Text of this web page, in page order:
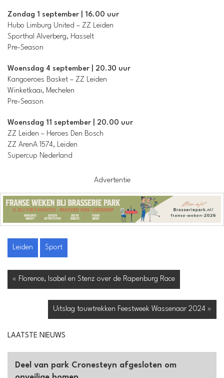
Zondag 1 september | 16.00 uur
Hubo Limburg United – ZZ Leiden
Sporthal Alverberg, Hasselt
Pre-Season
Woensdag 4 september | 20.30 uur
Kangoeroes Basket – ZZ Leiden
Winketkaai, Mechelen
Pre-Season
Woensdag 11 september | 20.00 uur
ZZ Leiden – Heroes Den Bosch
ZZ ArenA 1574, Leiden
Supercup Nederland
Advertentie
Leiden Sport
« Florence, Isabel en Stenz over de Rapenburg Race
Uitslag touwtrekken Feestweek Wassenaar 2024 »
LAATSTE NIEUWS
Deel van park Cronesteyn afgesloten om